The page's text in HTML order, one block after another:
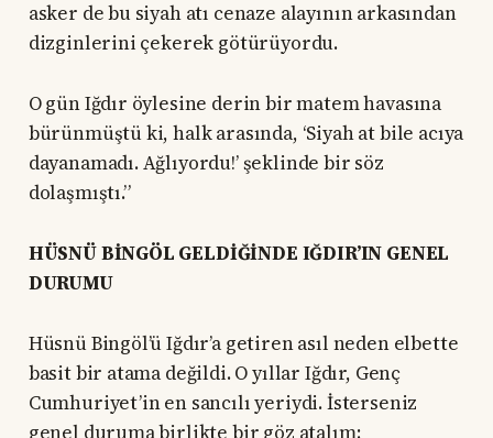
asker de bu siyah atı cenaze alayının arkasından
dizginlerini çekerek götürüyordu.
O gün Iğdır öylesine derin bir matem havasına
bürünmüştü ki, halk arasında, ‘Siyah at bile acıya
dayanamadı. Ağlıyordu!’ şeklinde bir söz
dolaşmıştı.”
HÜSNÜ BİNGÖL GELDİĞİNDE IĞDIR’IN GENEL
DURUMU
Hüsnü Bingöl’ü Iğdır’a getiren asıl neden elbette
basit bir atama değildi. O yıllar Iğdır, Genç
Cumhuriyet’in en sancılı yeriydi. İsterseniz
genel duruma birlikte bir göz atalım: